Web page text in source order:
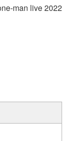
man live 2022